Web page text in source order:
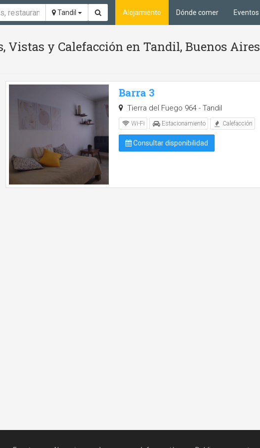
Tandil Alojamiento Dónde comer Eventos
Vistas y Calefacción en Tandil, Buenos Aires
Barra 3
Tierra del Fuego 964 - Tandil
Wi-Fi Estacionamiento Calefacción
Consultar disponibilidad